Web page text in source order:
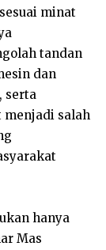
minat
tandan
dan
serta
menjadi salah
hanya
Mas